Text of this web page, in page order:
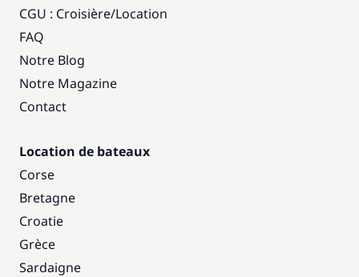
CGU : Croisière/Location
FAQ
Notre Blog
Notre Magazine
Contact
Location de bateaux
Corse
Bretagne
Croatie
Grèce
Sardaigne